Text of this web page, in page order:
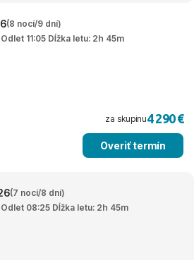
(8 nocí/9 dní)
Odlet 11:05 Dĺžka letu: 2h 45m
za skupinu4 290 €
Overiť termín
(7 nocí/8 dní)
Odlet 08:25 Dĺžka letu: 2h 45m